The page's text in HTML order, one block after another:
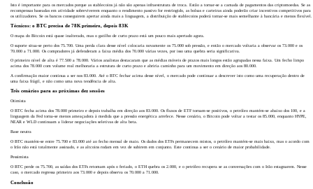
Isto é importante para os mercados porque as stablecoins já não são apenas infraestrutura de troca. Estão a tornar-se a camada de pagamentos das criptomoedas. Se as
recompensas baseadas em atividade sobreviverem enquanto o rendimento passivo for restringido, as bolsas e carteiras ainda poderão criar incentivos competitivos para
os utilizadores. Se os bancos conseguirem apertar ainda mais a linguagem, a distribuição de stablecoins poderá tornar-se mais semelhante à bancária e menos flexível.
Técnicos: o BTC precisa de 78K primeiro, depois 83K
O mapa do Bitcoin está quase inalterado, mas o gatilho de curto prazo está um pouco mais apertado agora.
O suporte situa-se perto dos 75.700. Uma perda clara desse nível colocaria novamente os 75.000 sob pressão, e então o mercado voltaria a observar os 73.000 e os
70.000 a 71.000. Os compradores já defenderam a faixa média dos 70.000 várias vezes, por isso uma quebra seria significativa.
O primeiro nível de alta é 77.500 a 78.000. Vários analistas destacaram que as médias móveis de prazos mais longos estão agrupadas nessa faixa. Um fecho limpo
acima dos 78.000 com volume real melhoraria a estrutura de curto prazo e abriria caminho para um movimento em direção aos 80.000.
A confirmação maior continua a ser nos 83.000. Até o BTC fechar acima desse nível, o mercado pode continuar a descrever isto como uma recuperação dentro de
uma faixa frágil, e não como uma nova tendência de alta.
Três cenários para as próximas dez sessões
Otimista
O BTC fecha acima dos 78.000 primeiro e depois trabalha em direção aos 83.000. Os fluxos de ETF tornam-se positivos, o petróleo mantém-se abaixo dos 100, e a
linguagem da Fed torna-se menos ameaçadora à medida que a pressão energética arrefece. Nesse cenário, o Bitcoin pode voltar a testar os 85.000, enquanto HYPE,
NEAR e WLD continuam a liderar negociações seletivas de alta beta.
Base neutra
O BTC mantém-se entre 75.700 e 83.000 até ao fecho mensal de maio. Os dados dos ETFs permanecem mistos, o petróleo mantém-se mais baixo, mas o acordo com
o Irão não está totalmente assinado, e as altcoins rodam em vez de subirem em conjunto. Este continua a ser o cenário de maior probabilidade.
Pessimista
O BTC perde os 75.700, as saídas dos ETFs retomam após o feriado, o ETH quebra os 2.000, e o petróleo recupera se as conversações com o Irão estagnarem. Nesse
caso, o mercado regressa primeiro aos 73.000 e depois observa os 70.000 a 71.000.
Conclusão